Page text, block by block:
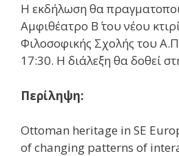
Η εκδήλωση θα
Αμφιθέατρο Β΄ του νέου
Φιλοσοφικής Σχολής του
17:30. Η διάλεξη θα δοθεί
Περίληψη:
Ottoman heritage in SE
of changing patterns of